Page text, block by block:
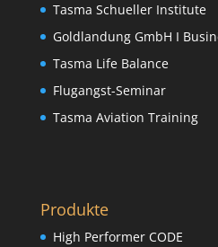
Tasma Schueller Institute
Goldlandung GmbH I
Tasma Life Balance
Flugangst-Seminar
Tasma Aviation Training
Produkte
High Performer CODE